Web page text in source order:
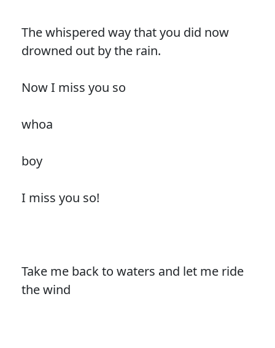
The whispered way that you did now
drowned out by the rain.
Now I miss you so
whoa
boy
I miss you so!
Take me back to waters and let me ride
the wind